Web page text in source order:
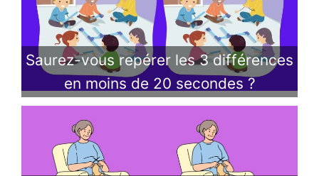
Saurez-vous repérer les 3 différences
en moins de 20 secondes ?